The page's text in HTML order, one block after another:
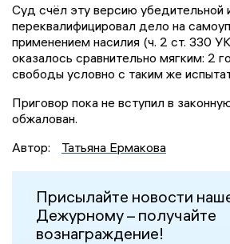
Суд счёл эту версию убедительной
переквалифицировал дело на
применением насилия (ч. 2 ст. 330
оказалось сравнительно мягким: 2
свободы условно с таким же
Приговор пока не вступил в
обжалован.
Автор:
Татьяна Ермакова
Присылайте новости
Дежурному – получайте
вознаграждение!